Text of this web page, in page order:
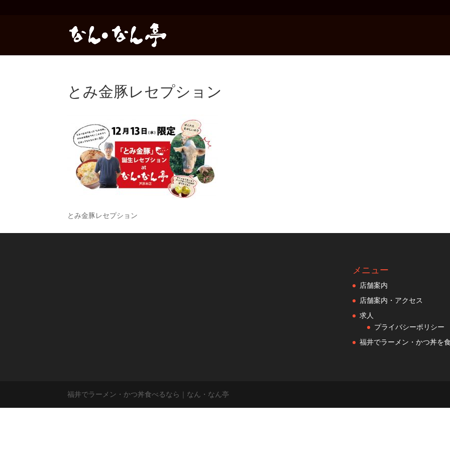
とみ金豚レセプション
とみ金豚レセプション
メニュー
店舗案内
店舗案内・アクセス
求人
プライバシーポリシー
福井でラーメン・かつ丼を
福井でラーメン・かつ丼食べるなら｜なん・なん亭